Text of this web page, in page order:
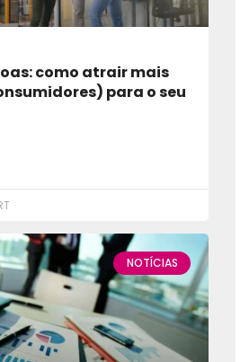
como atrair mais
para o seu
NOTÍCIAS